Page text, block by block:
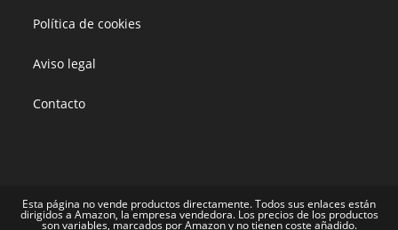
Política de cookies
Aviso legal
Contacto
Esta página no vende productos directamente. Todos sus enlaces están
dirigidos a Amazon, la empresa vendedora. Los precios de los productos
son variables, marcados por Amazon y no tienen coste añadido.